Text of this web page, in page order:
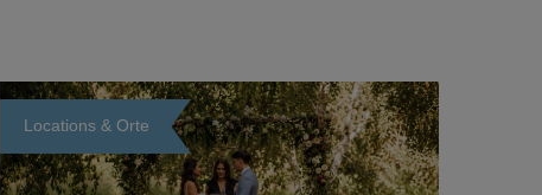
Locations & Orte